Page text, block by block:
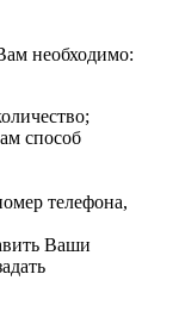
необходимо:
способ
телефона,
Ваши